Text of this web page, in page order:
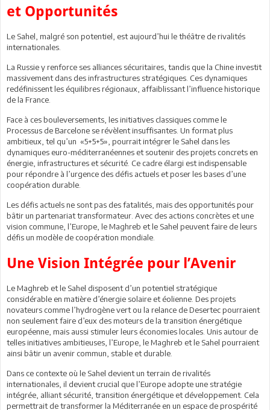
et Opportunités
Le Sahel, malgré son potentiel, est aujourd’hui le théâtre de rivalités
internationales.
La Russie y renforce ses alliances sécuritaires, tandis que la Chine investit
massivement dans des infrastructures stratégiques. Ces dynamiques
redéfinissent les équilibres régionaux, affaiblissant l’influence historique
de la France.
Face à ces bouleversements, les initiatives classiques comme le
Processus de Barcelone se révèlent insuffisantes. Un format plus
ambitieux, tel qu’un «5+5+5», pourrait intégrer le Sahel dans les
dynamiques euro-méditerranéennes et soutenir des projets concrets en
énergie, infrastructures et sécurité. Ce cadre élargi est indispensable
pour répondre à l’urgence des défis actuels et poser les bases d’une
coopération durable.
Les défis actuels ne sont pas des fatalités, mais des opportunités pour
bâtir un partenariat transformateur. Avec des actions concrètes et une
vision commune, l’Europe, le Maghreb et le Sahel peuvent faire de leurs
défis un modèle de coopération mondiale.
Une Vision Intégrée pour l’Avenir
Le Maghreb et le Sahel disposent d’un potentiel stratégique
considérable en matière d’énergie solaire et éolienne. Des projets
novateurs comme l’hydrogène vert ou la relance de Desertec pourraient
non seulement faire d’eux des moteurs de la transition énergétique
européenne, mais aussi stimuler leurs économies locales. Unis autour de
telles initiatives ambitieuses, l’Europe, le Maghreb et le Sahel pourraient
ainsi bâtir un avenir commun, stable et durable.
Dans ce contexte où le Sahel devient un terrain de rivalités
internationales, il devient crucial que l’Europe adopte une stratégie
intégrée, alliant sécurité, transition énergétique et développement. Cela
permettrait de transformer la Méditerranée en un espace de prospérité